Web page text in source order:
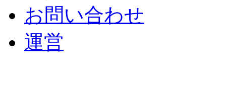
お問い合わせ
運営